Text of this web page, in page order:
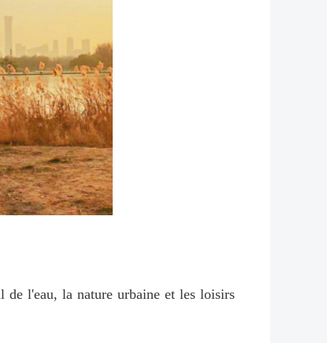
de l'eau, la nature urbaine et les loisirs